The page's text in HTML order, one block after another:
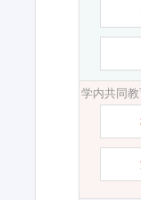
学内共同